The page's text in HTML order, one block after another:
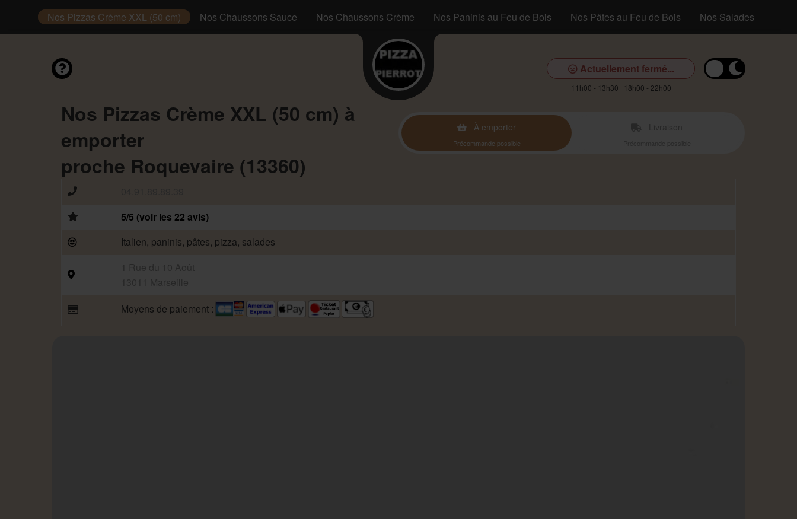
Nos Pizzas Crème XXL (50 cm) Nos Chaussons Sauce Nos Chaussons Crème Nos Paninis au Feu de Bois Nos Pâtes au Feu de Bois Nos Salades
Actuellement fermé...
11h00 - 13h30 | 18h00 - 22h00
Nos Pizzas Crème XXL (50 cm) à
emporter
proche Roquevaire (13360)
À emporter
Précommande possible
5/5 (voir les 22 avis)
Italien, paninis, pâtes, pizza, salades
Moyens de paiement :